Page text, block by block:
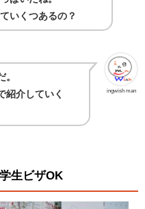
いくつあるの？
ingwish man
。
紹介していく
生ビザOK